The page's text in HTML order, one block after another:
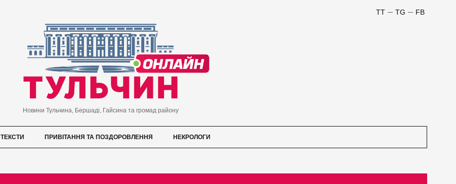
FB
TG
TT
Новини Тульчина, Бершаді, Гайсина та громад району
ТЕКСТИ ПРИВІТАННЯ ТА ПОЗДОРОВЛЕННЯ НЕКРОЛОГИ